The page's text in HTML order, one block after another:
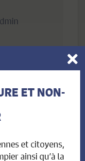
ET NON-
et citoyens,
ainsi qu’à la